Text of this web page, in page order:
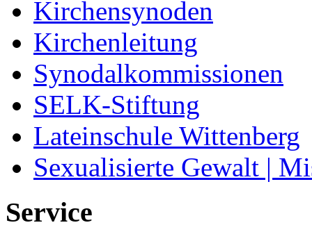
Kirchensynoden
Kirchenleitung
Synodalkommissionen
SELK-Stiftung
Lateinschule Wittenberg
Sexualisierte Gewalt |
Service